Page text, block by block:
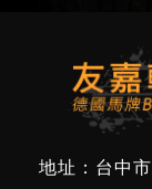
地址：台中